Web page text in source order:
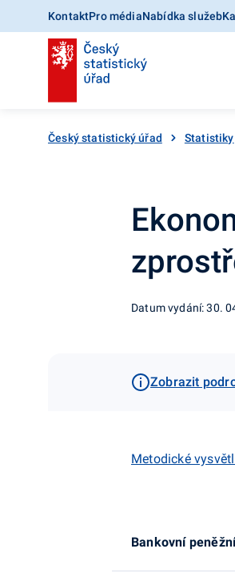
KontaktPro médiaNabídka služeb
Český statistický úřad Statistiky
Datum vydání: 30.
Zobrazit
Metodické
Bankovní